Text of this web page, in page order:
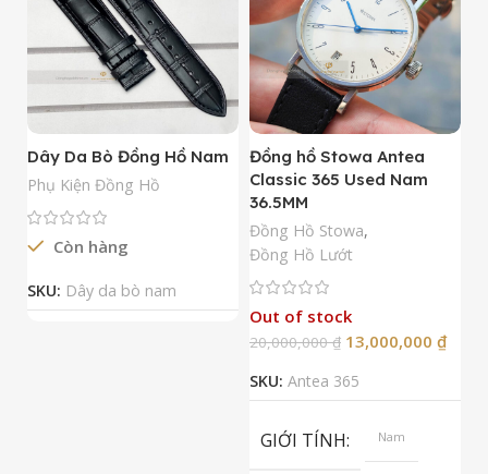
Dây Da Bò Đồng Hồ Nam
Phụ Kiện Đồng Hồ
Còn hàng
SKU: Dây da bò nam
Đồng hồ Stowa Antea
Classic 365 Used Nam
36.5MM
Đồng Hồ Stowa,
Đồng Hồ Lướt
Out of stock
20,000,000₫ 13,000,000 ₫
SKU: Antea 365
GIỚI TÍNH Nam